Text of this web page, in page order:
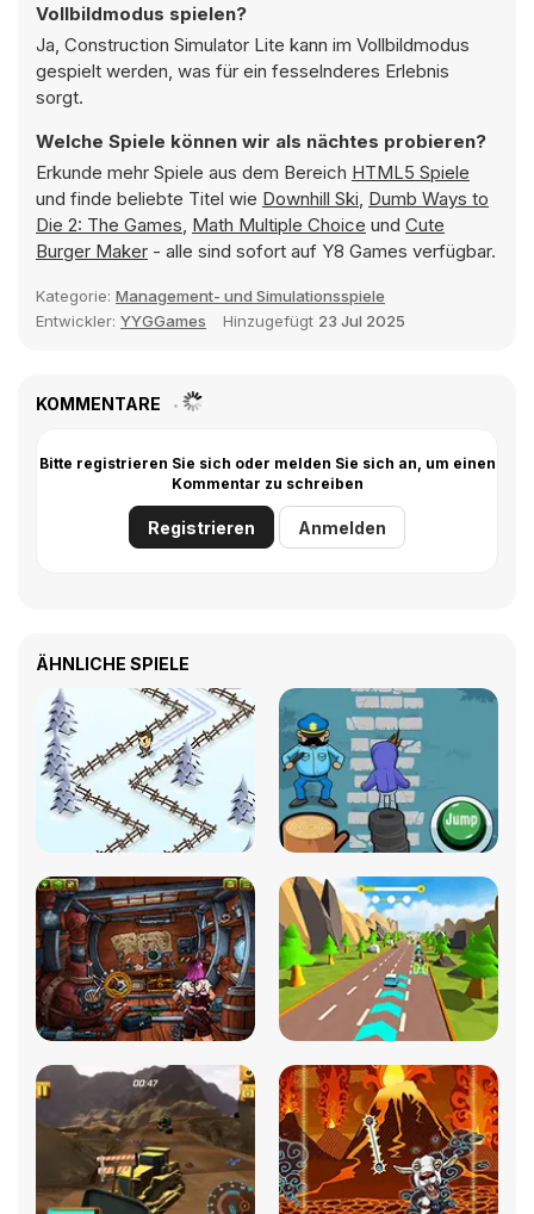
Vollbildmodus spielen?
Ja, Construction Simulator Lite kann im Vollbildmodus
gespielt werden, was für ein fesselnderes Erlebnis
sorgt.
Welche Spiele können wir als nächtes probieren?
Erkunde mehr Spiele aus dem Bereich HTML5 Spiele
und finde beliebte Titel wie Downhill Ski, Dumb Ways to
Die 2: The Games, Math Multiple Choice und Cute
Burger Maker - alle sind sofort auf Y8 Games verfügbar.
Kategorie: Management- und Simulationsspiele
Entwickler: YYGGames Hinzugefügt 23 Jul 2025
KOMMENTARE
Bitte registrieren Sie sich oder melden Sie sich an, um einen
Kommentar zu schreiben
Registrieren Anmelden
ÄHNLICHE SPIELE